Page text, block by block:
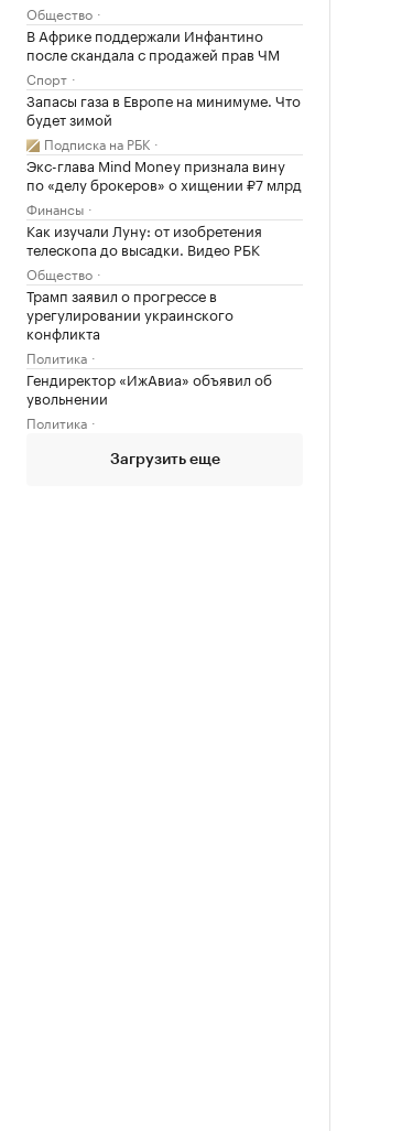
Общество
В Африке поддержали Инфантино
после скандала с продажей прав ЧМ
Спорт
Запасы газа в Европе на минимуме. Что
будет зимой
Подписка на РБК
Экс-глава Mind Money признала вину
по «делу брокеров» о хищении ₽7 млрд
Финансы
Как изучали Луну: от изобретения
телескопа до высадки. Видео РБК
Общество
Трамп заявил о прогрессе в
урегулировании украинского
конфликта
Политика
Гендиректор «ИжАвиа» объявил об
увольнении
Политика
Загрузить еще